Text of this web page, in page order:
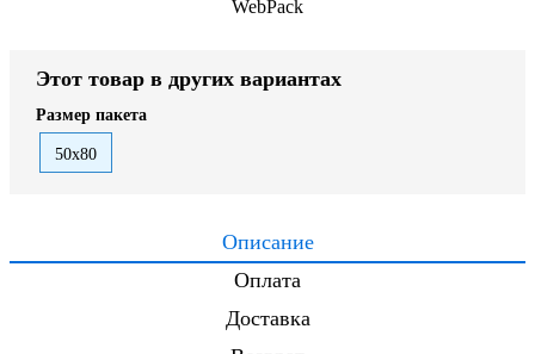
WebPack
Этот товар в других вариантах
Размер пакета
50x80
Описание
Оплата
Доставка